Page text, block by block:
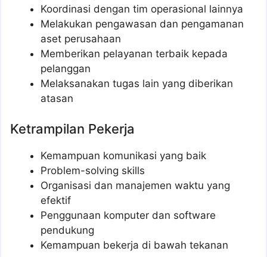
Koordinasi dengan tim operasional lainnya
Melakukan pengawasan dan pengamanan
aset perusahaan
Memberikan pelayanan terbaik kepada
pelanggan
Melaksanakan tugas lain yang diberikan
atasan
Ketrampilan Pekerja
Kemampuan komunikasi yang baik
Problem-solving skills
Organisasi dan manajemen waktu yang
efektif
Penggunaan komputer dan software
pendukung
Kemampuan bekerja di bawah tekanan